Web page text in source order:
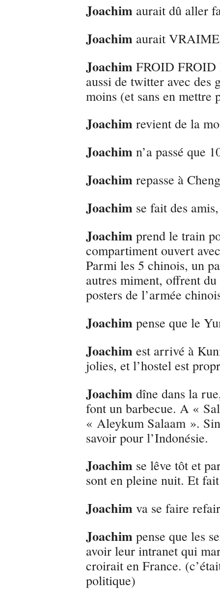
Joachim aurait dû aller
Joachim aurait
Joachim FROID FROID
aussi de twitter avec des
moins (et sans en mettre
Joachim revient de la
Joachim n’a passé que
Joachim repasse à
Joachim se fait des
Joachim prend le train
compartiment ouvert
Parmi les 5 chinois, un
autres miment, offrent du
posters de l’armée
Joachim pense que le
Joachim est arrivé à
jolies, et l’hostel est
Joachim dîne dans la
font un barbecue. A «
« Aleykum Salaam ».
savoir pour l’Indonésie.
Joachim se lêve tôt et
sont en pleine nuit. Et
Joachim va se faire
Joachim pense que les
avoir leur intranet qui
croirait en France.
politique)